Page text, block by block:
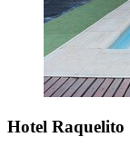
Hotel Raquelito